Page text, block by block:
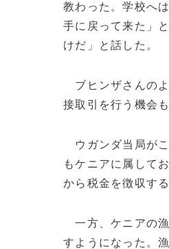
教わった。学校へ
手に戻って来た」
けだ」と話した。
ブヒンザさんのよ
接取引を行う機会
ウガンダ当局がこ
もケニアに属して
から税金を徴収す
一方、ケニアの漁
すようになった。